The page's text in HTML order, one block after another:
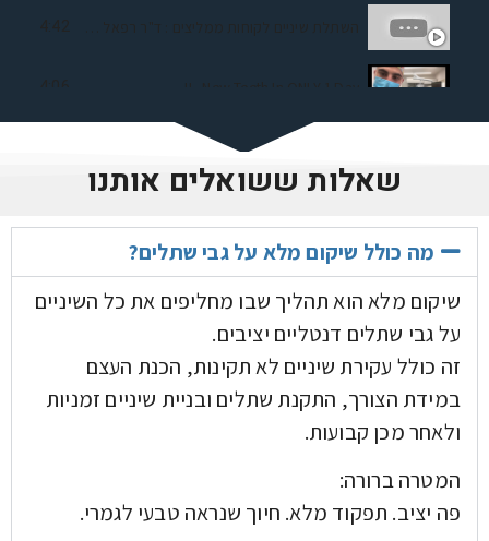
שאלות ששואלים אותנו
מה כולל שיקום מלא על גבי שתלים?
שיקום מלא הוא תהליך שבו מחליפים את כל השיניים
על גבי שתלים דנטליים יציבים.
זה כולל עקירת שיניים לא תקינות, הכנת העצם
במידת הצורך, התקנת שתלים ובניית שיניים זמניות
ולאחר מכן קבועות.
המטרה ברורה:
פה יציב. תפקוד מלא. חיוך שנראה טבעי לגמרי.